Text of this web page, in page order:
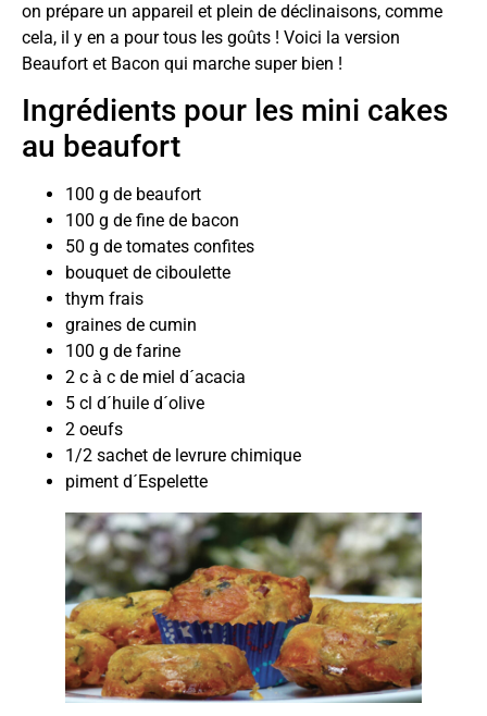
on prépare un appareil et plein de déclinaisons, comme
cela, il y en a pour tous les goûts ! Voici la version
Beaufort et Bacon qui marche super bien !
Ingrédients pour les mini cakes
au beaufort
100 g de beaufort
100 g de fine de bacon
50 g de tomates confites
bouquet de ciboulette
thym frais
graines de cumin
100 g de farine
2 c à c de miel d´acacia
5 cl d´huile d´olive
2 oeufs
1/2 sachet de levrure chimique
piment d´Espelette